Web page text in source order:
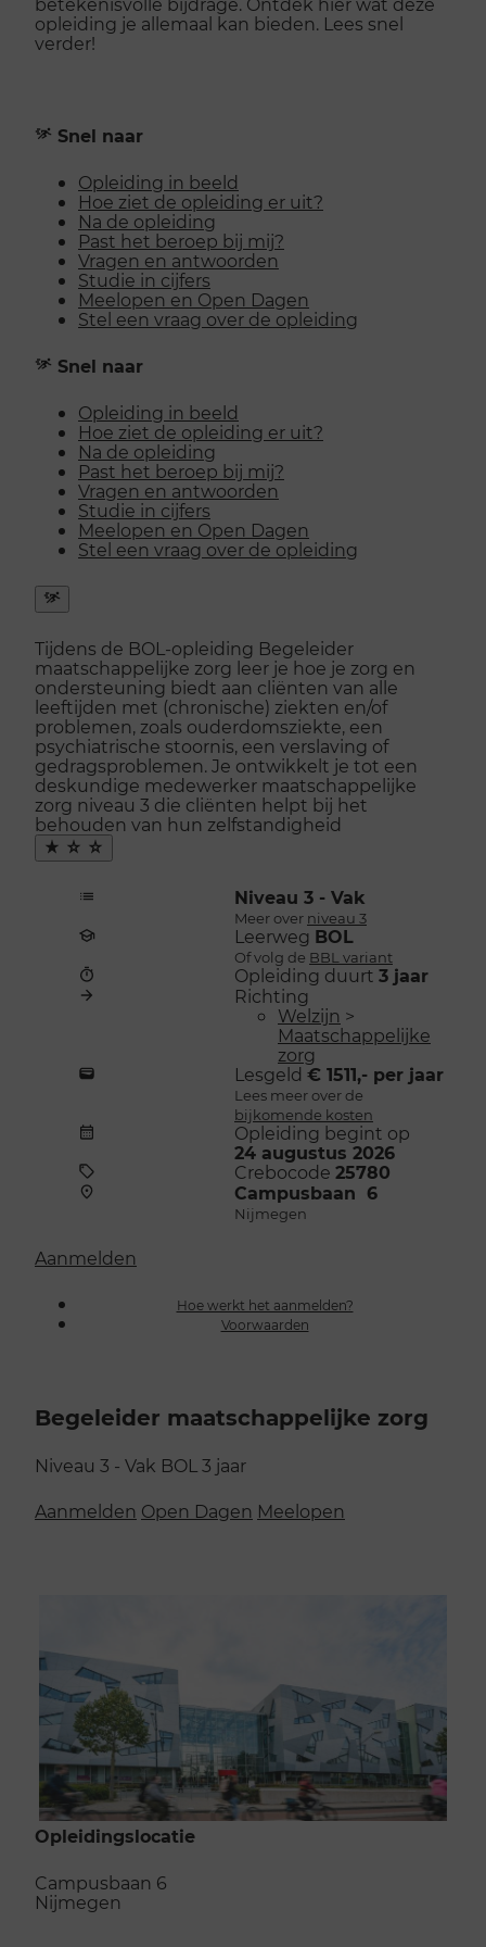
opleiding je allemaal kan bieden. Lees snel
verder!
Snel naar
Opleiding in beeld
Hoe ziet de opleiding er uit?
Na de opleiding
Past het beroep bij mij?
Vragen en antwoorden
Studie in cijfers
Meelopen en Open Dagen
Stel een vraag over de opleiding
Snel naar
Opleiding in beeld
Hoe ziet de opleiding er uit?
Na de opleiding
Past het beroep bij mij?
Vragen en antwoorden
Studie in cijfers
Meelopen en Open Dagen
Stel een vraag over de opleiding
Snel
naar
menu
openen
Tijdens de BOL-opleiding Begeleider
maatschappelijke zorg leer je hoe je zorg en
ondersteuning biedt aan cliënten van alle
leeftijden met (chronische) ziekten en/of
problemen, zoals ouderdomsziekte, een
psychiatrische stoornis, een verslaving of
gedragsproblemen. Je ontwikkelt je tot een
deskundige medewerker maatschappelijke
zorg niveau 3 die cliënten helpt bij het
behouden van hun zelfstandigheid
Maak
favoriet
Niveau 3 - Vak
Meer over niveau 3
Leerweg BOL
Of volg de BBL variant
Opleiding duurt 3 jaar
Richting
Welzijn >
Maatschappelijke
zorg
Lesgeld € 1511,- per jaar
Lees meer over de
bijkomende kosten
Opleiding begint op
24 augustus 2026
Crebocode 25780
Campusbaan 6
Nijmegen
Aanmelden
Hoe werkt het aanmelden?
Voorwaarden
Begeleider maatschappelijke zorg
Niveau 3 - Vak BOL 3 jaar
Aanmelden Open Dagen Meelopen
Opleidingslocatie
Campusbaan 6
Nijmegen